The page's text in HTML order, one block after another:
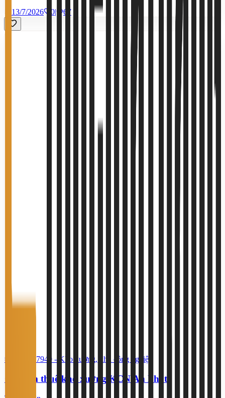
13/7/2026
0| 67
#YC96577940 - Kho xưởng, khu công nghiệp
Cần tìm thuê kho xưởng KCN An Phát